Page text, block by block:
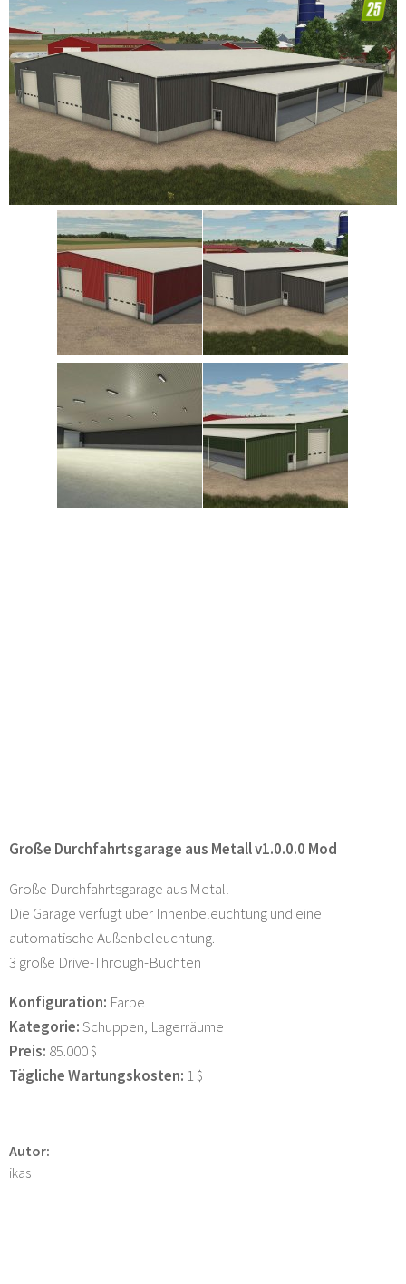
Große Durchfahrtsgarage aus Metall v1.0.0.0 Mod
Große Durchfahrtsgarage aus Metall
Die Garage verfügt über Innenbeleuchtung und eine
automatische Außenbeleuchtung.
3 große Drive-Through-Buchten
Konfiguration: Farbe
Kategorie:Schuppen, Lagerräume
Preis: 85.000 $
Tägliche Wartungskosten: 1 $
Autor:
ikas